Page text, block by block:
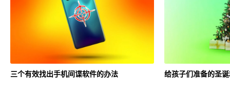
三个有效找出手机间谍软件的办法 给孩子们准备的圣